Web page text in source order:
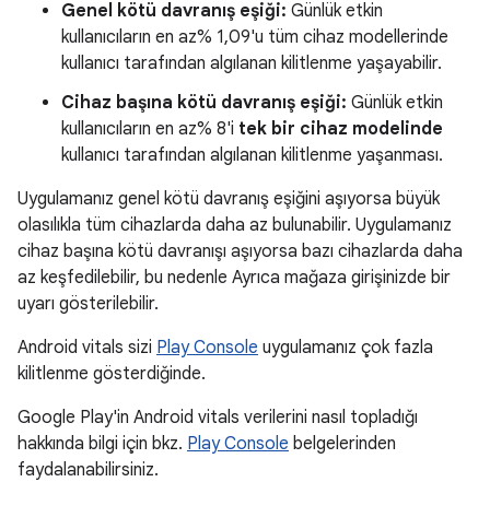
Genel kötü davranış eşiği: Günlük etkin
kullanıcıların en az% 1,09'u tüm cihaz modellerinde
kullanıcı tarafından algılanan kilitlenme yaşayabilir.
Cihaz başına kötü davranış eşiği: Günlük etkin
kullanıcıların en az% 8'i tek bir cihaz modelinde
kullanıcı tarafından algılanan kilitlenme yaşanması.
Uygulamanız genel kötü davranış eşiğini aşıyorsa büyük
olasılıkla tüm cihazlarda daha az bulunabilir. Uygulamanız
cihaz başına kötü davranışı aşıyorsa bazı cihazlarda daha
az keşfedilebilir, bu nedenle Ayrıca mağaza girişinizde bir
uyarı gösterilebilir.
Android vitals sizi Play Console uygulamanız çok fazla
kilitlenme gösterdiğinde.
Google Play'in Android vitals verilerini nasıl topladığı
hakkında bilgi için bkz. Play Console belgelerinden
faydalanabilirsiniz.